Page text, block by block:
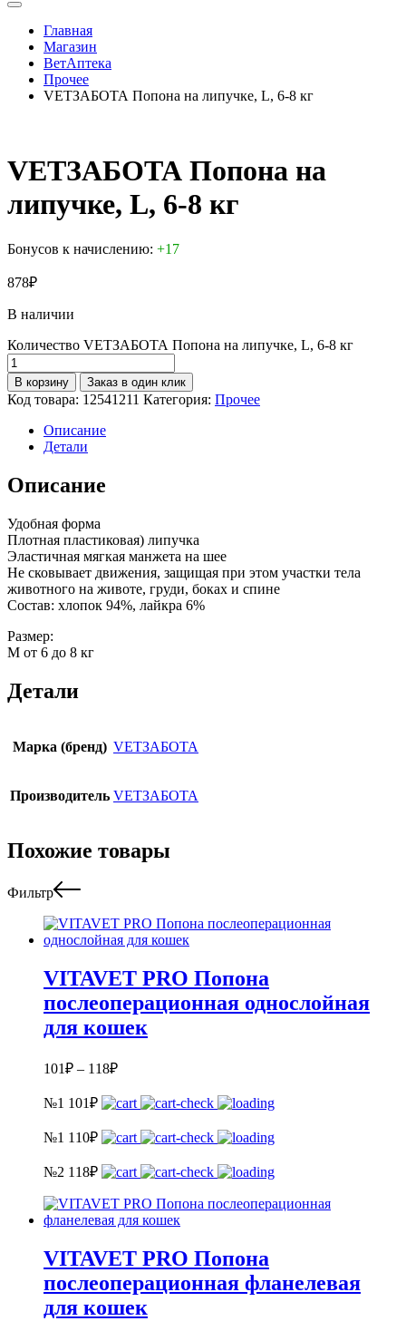
Главная
Магазин
ВетАптека
Прочее
VETЗАБОТА Попона на липучке, L, 6-8 кг
VETЗАБОТА Попона на
липучке, L, 6-8 кг
Бонусов к начислению: +17
878₽
В наличии
Количество VETЗАБОТА Попона на липучке, L, 6-8 кг
В корзину Заказ в один клик
Код товара: 12541211 Категория: Прочее
Описание
Детали
Описание
Удобная форма
Плотная пластиковая) липучка
Эластичная мягкая манжета на шее
Не сковывает движения, защищая при этом участки тела
животного на животе, груди, боках и спине
Состав: хлопок 94%, лайкра 6%
Размер:
M от 6 до 8 кг
Детали
Марка (бренд) VETЗАБОТА
Производитель VETЗАБОТА
Похожие товары
Фильтр
VITAVET PRO Попона
послеоперационная однослойная
для кошек
101₽ – 118₽
№1 101₽
№1 110₽
№2 118₽
VITAVET PRO Попона
послеоперационная фланелевая
для кошек